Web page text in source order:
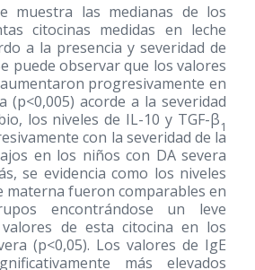
muestra las medianas de los
citocinas medidas en leche
a la presencia y severidad de
puede observar que los valores
progresivamente en
(p<0,005) acorde a la severidad
los niveles de IL-10 y TGF-β1
con la severidad de la
en los niños con DA severa
se evidencia como los niveles
materna fueron comparables en
encontrándose un leve
de esta citocina en los
(p<0,05). Los valores de IgE
más elevados